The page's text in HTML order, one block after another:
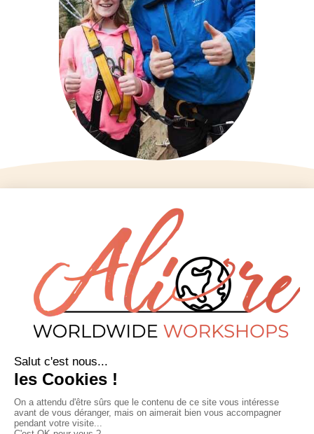
Destinations
Ateliers
À propos
S’inscrire
Actualités
Nous contacter
infos@aliore.org
3 rue de la Méditerranée
34070 Montpellier
09 77 73 12 43
Conditions de
participation
Découvrir